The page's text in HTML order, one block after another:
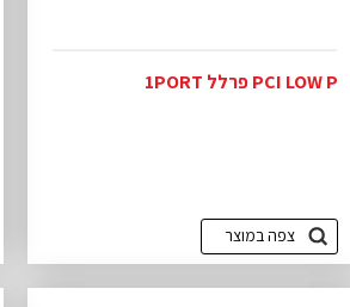
PCI LOW P פרלל 1PORT
צפה במוצר